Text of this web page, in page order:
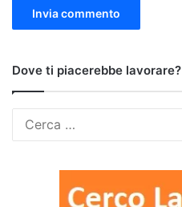
Dove ti piacerebbe lavorare?